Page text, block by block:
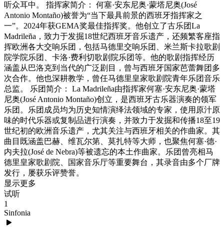
听众耳中。 指挥家简介： 何塞·安东尼奥·蒙塔尼奥(José
Antonio Montaño)被誉为“当下最具前景的西班牙指挥家之
一”。2024年获GEMA奖最佳指挥奖。他创立了古乐团La
Madrileña，致力于发掘18世纪西班牙音乐遗产，还频繁客座指
挥欧洲各大交响乐团，包括马德里交响乐团、米兰斯卡拉歌剧
院学院乐团、卡洛·费利切歌剧院乐团等。他的歌剧指挥经历
涵盖从巴洛克到当代的广泛剧目，曾与西班牙国家芭蕾舞团多
次合作。他也深耕教学，曾任马德里皇家歌剧院青年乐团音乐
总监。 乐团简介： La Madrileña由指挥家何塞·安东尼奥·蒙塔
尼奥(José Antonio Montaño)创立，是西班牙古乐器演奏的领军
乐团。乐团成员均为历史知情演绎法领域的专家，使用原汁原
味的时代乐器或复制品进行演奏，并致力于发掘和传播18至19
世纪初的欧洲音乐遗产，尤其关注与西班牙相关的作曲家。其
曲目既涵盖巴赫、维瓦尔第、莫扎特等大师，也聚焦何塞·德·
内夫拉(José de Nebra)等被遗忘的本土作曲家。乐团曾亮相马
德里皇家歌剧院、国家音乐厅等重要舞台，其录音由多个厂牌
发行，屡获乐评赞誉。
显示更多
试听
1
Sinfonia